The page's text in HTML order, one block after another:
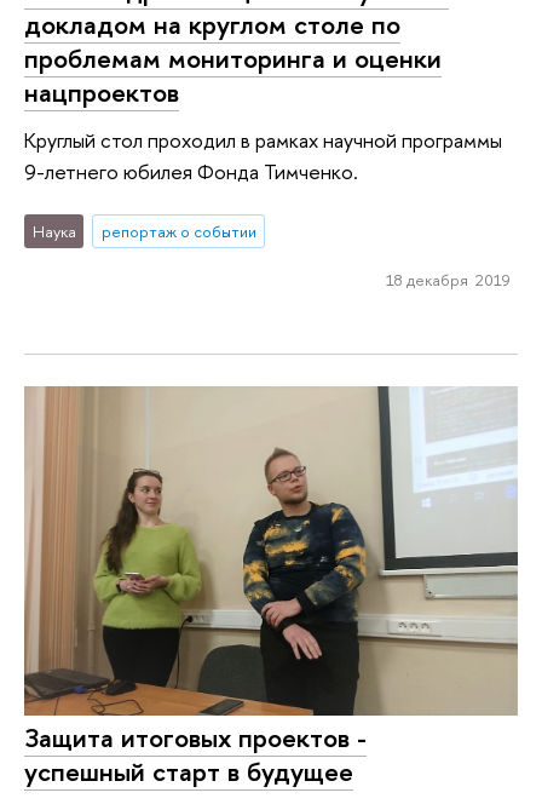
докладом на круглом столе по
проблемам мониторинга и оценки
нацпроектов
Круглый стол проходил в рамках научной программы
9-летнего юбилея Фонда Тимченко.
Наука репортаж о событии
18 декабря 2019
Защита итоговых проектов -
успешный старт в будущее